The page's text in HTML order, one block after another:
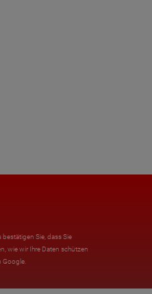
Sie, dass Sie
wie wir Ihre Daten schützen
Google.